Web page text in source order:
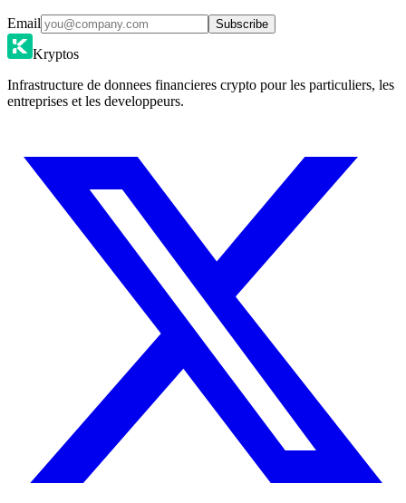
Email Subscribe
Kryptos
Infrastructure de donnees financieres crypto pour les particuliers, les
entreprises et les developpeurs.